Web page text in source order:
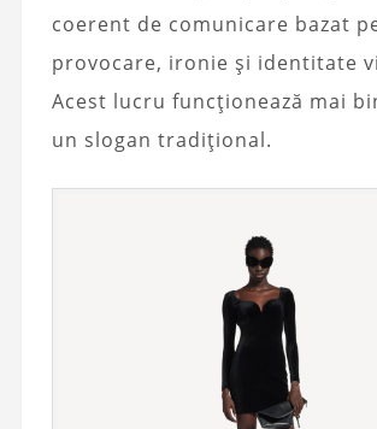
coerent de comunicare bazat
provocare, ironie și identitate
Acest lucru funcționează mai
un slogan tradițional.